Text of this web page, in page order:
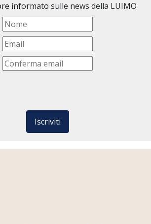
informato sulle news della LUIMO
Iscriviti